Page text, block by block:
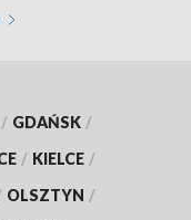
/ GDAŃSK /
/ KIELCE /
OLSZTYN /